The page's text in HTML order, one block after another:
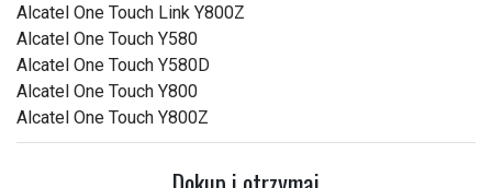
Alcatel One Touch Link Y800Z
Alcatel One Touch Y580
Alcatel One Touch Y580D
Alcatel One Touch Y800
Alcatel One Touch Y800Z